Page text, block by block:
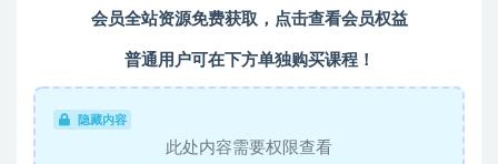
会员全站资源免费获取，点击查看会员权益
普通用户可在下方单独购买课程！
隐藏内容
此处内容需要权限查看